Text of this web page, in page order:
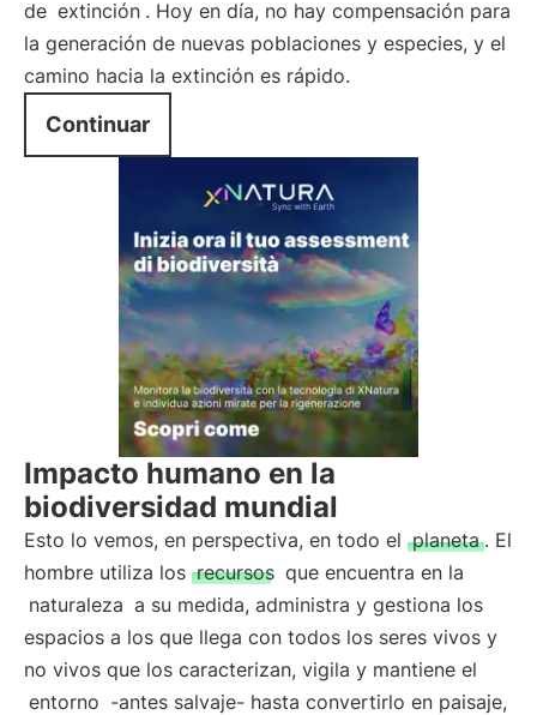
de extinción . Hoy en día, no hay compensación para
la generación de nuevas poblaciones y especies, y el
camino hacia la extinción es rápido.
Continuar
Impacto humano en la
biodiversidad mundial
Esto lo vemos, en perspectiva, en todo el planeta . El
hombre utiliza los recursos que encuentra en la
naturaleza a su medida, administra y gestiona los
espacios a los que llega con todos los seres vivos y
no vivos que los caracterizan, vigila y mantiene el
entorno -antes salvaje- hasta convertirlo en paisaje,